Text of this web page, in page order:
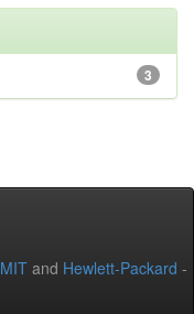
3
MIT and Hewlett-Packard -